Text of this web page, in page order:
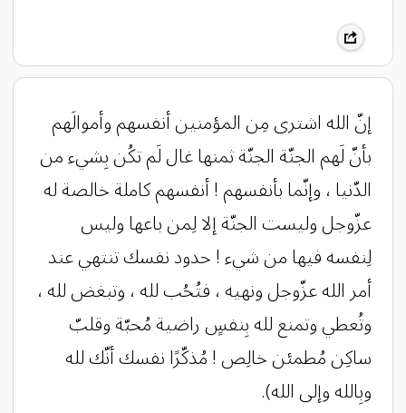
إنّ الله اشترى مِن المؤمنين أنفسهم وأموالَهم
بأنّ لَهم الجنّة الجنّة ثمنها غال لَم تكُن بِشيء من
الدّنيا ، وإنّما بأنفسهم ! أنفسهم كاملة خالصة له
عزّوجل وليست الجنّة إلا لِمن باعها وليس
لِنفسه فيها من شيء ! حدود نفسك تنتهي عند
أمر الله عزّوجل ونهيه ، فتُحُب لله ، وتبغض لله ،
وتُعطي وتمنع لله بِنفسٍ راضية مُحبّة وقلبّ
ساكِن مُطمئن خالِص ! مُذكّرًا نفسك أنّك لله
وبِالله وإلى الله).